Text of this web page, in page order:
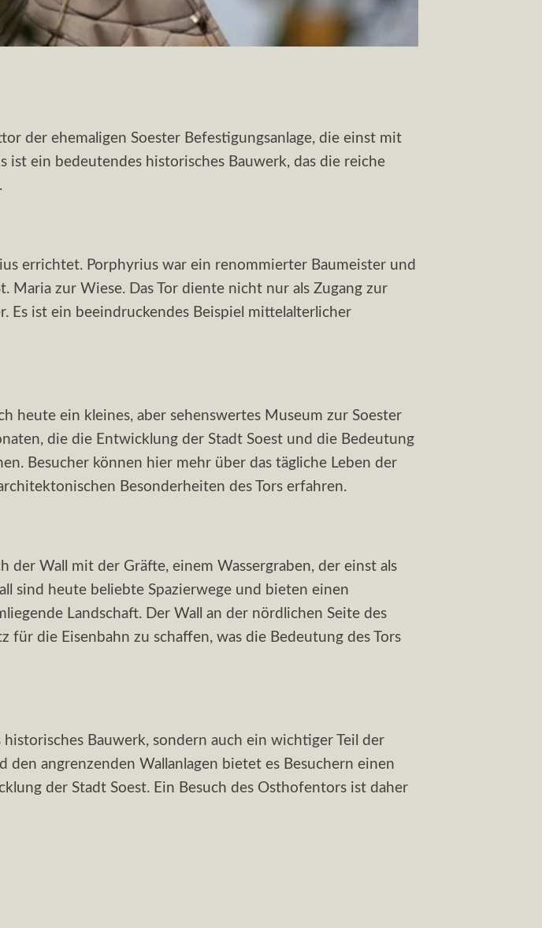
der ehemaligen Soester Befestigungsanlage, die einst mit
ein bedeutendes historisches Bauwerk, das die reiche
errichtet. Porphyrius war ein renommierter Baumeister und
zur Wiese. Das Tor diente nicht nur als Zugang zur
Es ist ein beeindruckendes Beispiel mittelalterlicher
heute ein kleines, aber sehenswertes Museum zur Soester
die die Entwicklung der Stadt Soest und die Bedeutung
Besucher können hier mehr über das tägliche Leben der
Besonderheiten des Tors erfahren.
der Wall mit der Gräfte, einem Wassergraben, der einst als
sind heute beliebte Spazierwege und bieten einen
Landschaft. Der Wall an der nördlichen Seite des
die Eisenbahn zu schaffen, was die Bedeutung des Tors
Bauwerk, sondern auch ein wichtiger Teil der
angrenzenden Wallanlagen bietet es Besuchern einen
der Stadt Soest. Ein Besuch des Osthofentors ist daher